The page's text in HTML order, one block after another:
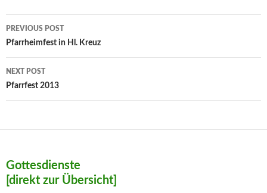
Post
navigation
PREVIOUS POST
Pfarrheimfest in Hl. Kreuz
NEXT POST
Pfarrfest 2013
Gottesdienste
[direkt zur Übersicht]